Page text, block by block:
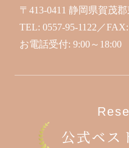
〒413-0411 静岡県賀茂
TEL: 0557-95-1122 ／FAX:
お電話受付: 9:00～18:00